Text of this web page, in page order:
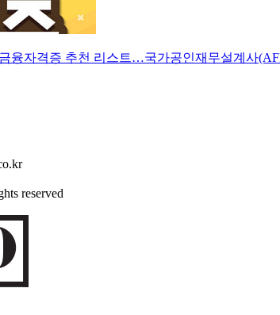
융자격증 추천 리스트…국가공인재무설계사
reserved